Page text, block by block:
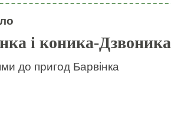
і коника-Дзвоника
до пригод Барвінка